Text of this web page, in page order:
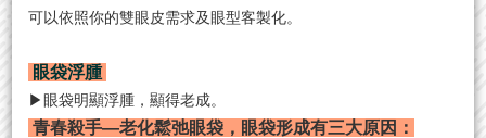
可以依照你的雙眼皮需求及眼型客製化。
眼袋浮腫
▶眼袋明顯浮腫，顯得老成。
青春殺手—老化鬆弛眼袋，眼袋形成有三大原因：